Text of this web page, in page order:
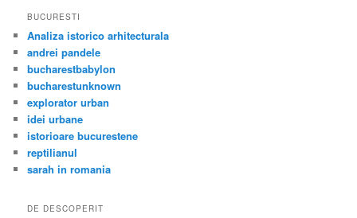
BUCURESTI
Analiza istorico arhitecturala
andrei pandele
bucharestbabylon
bucharestunknown
explorator urban
idei urbane
istorioare bucurestene
reptilianul
sarah in romania
DE DESCOPERIT